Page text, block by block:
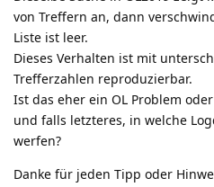
von Treffern an, dann
Liste ist leer.
Dieses Verhalten ist mit
Trefferzahlen reproduzierbar.
Ist das eher ein OL Problem
und falls letzteres, in welche
werfen?
Danke für jeden Tipp oder